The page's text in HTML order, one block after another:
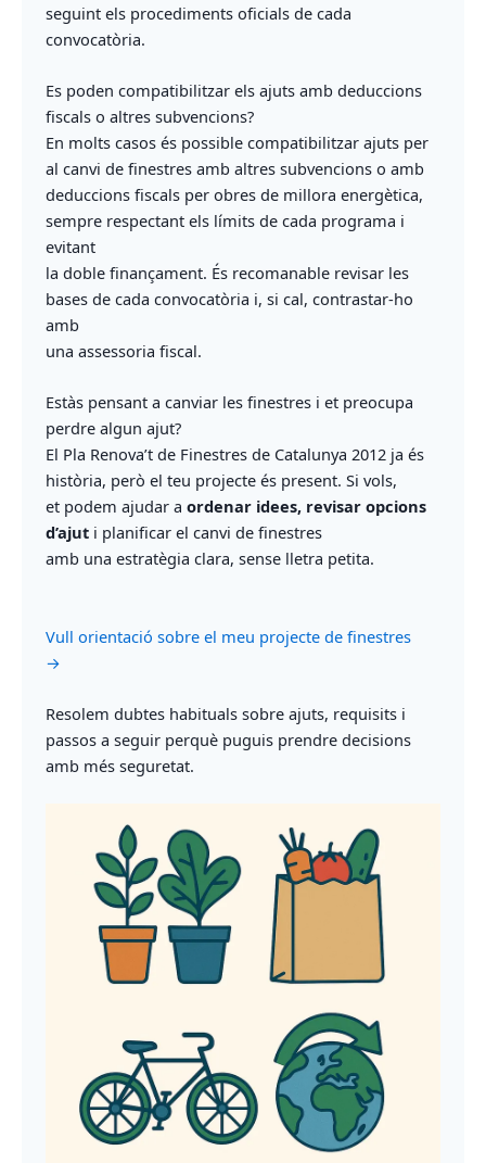
seguint els procediments oficials de cada
convocatòria.
Es poden compatibilitzar els ajuts amb deduccions
fiscals o altres subvencions?
En molts casos és possible compatibilitzar ajuts per
al canvi de finestres amb altres subvencions o amb
deduccions fiscals per obres de millora energètica,
sempre respectant els límits de cada programa i
evitant
la doble finançament. És recomanable revisar les
bases de cada convocatòria i, si cal, contrastar-ho
amb
una assessoria fiscal.
Estàs pensant a canviar les finestres i et preocupa
perdre algun ajut?
El Pla Renova’t de Finestres de Catalunya 2012 ja és
història, però el teu projecte és present. Si vols,
et podem ajudar a ordenar idees, revisar opcions
d’ajuti planificar el canvi de finestres
amb una estratègia clara, sense lletra petita.
Vull orientació sobre el meu projecte de finestres
→
Resolem dubtes habituals sobre ajuts, requisits i
passos a seguir perquè puguis prendre decisions
amb més seguretat.